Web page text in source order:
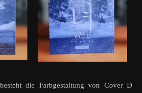
die Farbgestaltung von Cover D